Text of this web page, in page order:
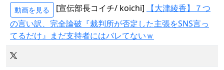
動画を見る [宣伝部長コイチ/ koichi]
【大津綾香】７つ
の言い訳、完全論破『裁判所が否定した主張をSNS言っ
てるだけ』まだ支持者にはバレてないｗ